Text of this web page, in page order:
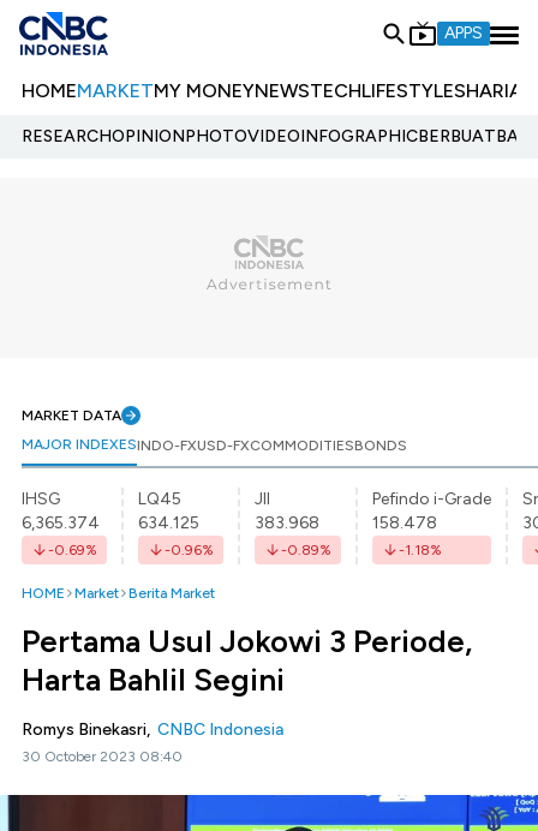
APPS
HOMEMARKETMY MONEYNEWSTECHLIFESTYLESHARIA
RESEARCHOPINIONPHOTOVIDEOINFOGRAPHIC
MARKET DATA
MAJOR INDEXESINDO-FXUSD-FXCOMMODITIESBONDS
IHSG
6,365.374
-0.69%
LQ45
634.125
-0.96%
JII
383.968
-0.89%
Pefindo i-Grade
158.478
-1.18%
HOME Market Berita Market
Pertama Usul Jokowi 3 Periode,
Harta Bahlil Segini
Romys Binekasri, CNBC Indonesia
30 October 2023 08:40